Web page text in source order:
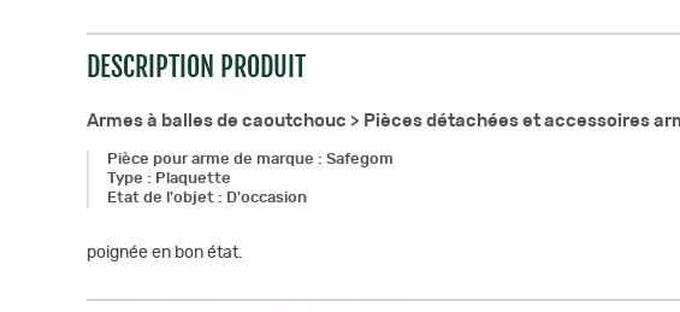
DESCRIPTION PRODUIT
Armes à balles de caoutchouc > Pièces détachées et accessoires
Pièce pour arme de marque : Safegom
Type : Plaquette
Etat de l'objet : D'occasion
poignée en bon état.